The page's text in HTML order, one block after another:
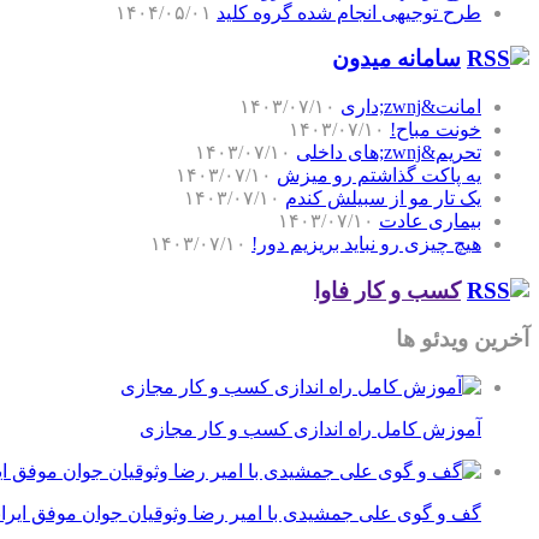
طرح توجیهی انجام شده گروه کلید ۱۴۰۴/۰۵/۰۱
سامانه میدون
امانت&zwnj;داری
۱۴۰۳/۰۷/۱۰
خونت مباح! ۱۴۰۳/۰۷/۱۰
تحریم&zwnj;های داخلی
۱۴۰۳/۰۷/۱۰
یه پاکت گذاشتم رو میزش ۱۴۰۳/۰۷/۱۰
یک تار مو از سبیلش کندم ۱۴۰۳/۰۷/۱۰
بیماری عادت ۱۴۰۳/۰۷/۱۰
هیچ چیزی رو نباید بریزیم دور! ۱۴۰۳/۰۷/۱۰
کسب و کار فاوا
آخرین ویدئو ها
آموزش کامل راه اندازی کسب و کار مجازی
گف و گوی علی جمشیدی با امیر رضا وثوقیان جوان موفق